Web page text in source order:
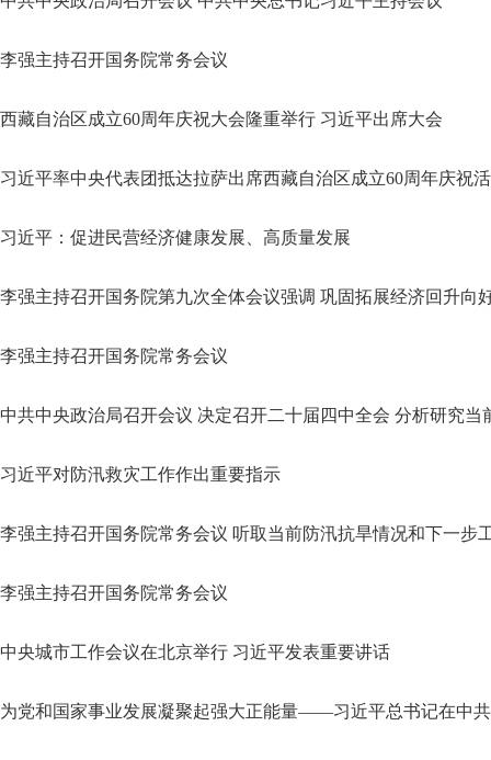
李强主持召开国务院常务会议
西藏自治区成立60周年庆祝大会隆重举行 习近平出席大会
习近平率中央代表团抵达拉萨出席西藏自治区成立60周年庆祝
习近平：促进民营经济健康发展、高质量发展
李强主持召开国务院第九次全体会议强调 巩固拓展经济回升向
李强主持召开国务院常务会议
中共中央政治局召开会议 决定召开二十届四中全会 分析研究
习近平对防汛救灾工作作出重要指示
李强主持召开国务院常务会议
中央城市工作会议在北京举行 习近平发表重要讲话
为党和国家事业发展凝聚起强大正能量——习近平总书记在中